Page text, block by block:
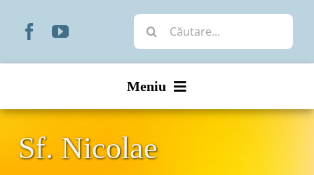
Cautare...
Meniu
Sf. Nicolae